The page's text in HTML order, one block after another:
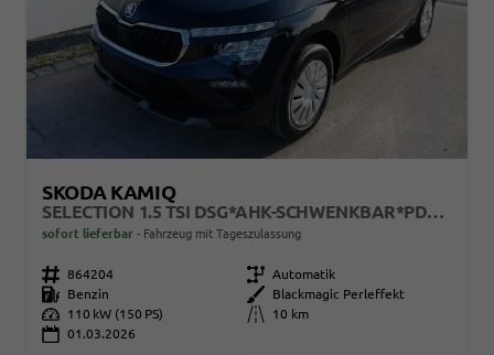
SKODA KAMIQ
SELECTION 1.5 TSI DSG*AHK-SCHWENKBAR*PDC-HI*LED*SMARTLINK*SHZ*TEMPOMAT
sofort lieferbar Fahrzeug mit Tageszulassung
Fahrzeugnr. 864204 Getriebe Automatik
Kraftstoff
Benzin Außenfarbe
Blackmagic Perleffekt
Leistung
110 kW (150 PS) Kilometerstand
10 km
01.03.2026